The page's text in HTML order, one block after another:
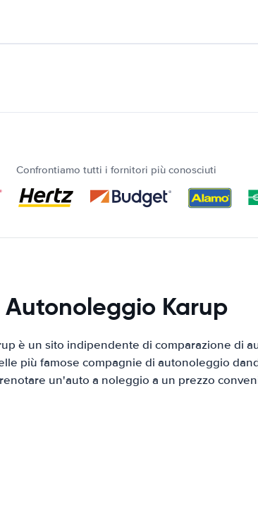
Confrontiamo tutti i fornitori più conosciuti
Autonoleggio Karup
è un sito indipendente di comparazione di
più famose compagnie di autonoleggio
un'auto a noleggio a un prezzo